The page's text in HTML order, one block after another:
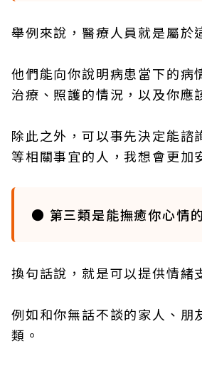
舉例來說，醫療人員就是屬於
他們能向你說明病患當下的病
治療、照護的情況，以及你應
除此之外，可以事先決定能諮
等相關事宜的人，我想會更加
● 第三類是能撫癒你心情
換句話說，就是可以提供情緒
例如和你無話不談的家人、朋
類。